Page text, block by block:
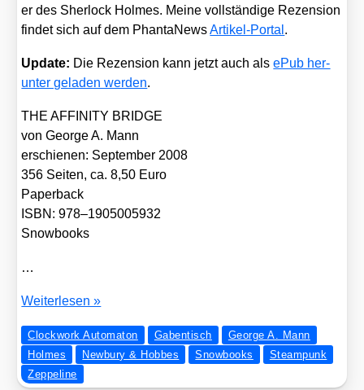
er des Sher­lock Hol­mes. Mei­ne voll­stän­di­ge Rezen­si­on
fin­det sich auf dem Phan­ta­NewsArti­kel-Por­tal .
Update: Die Rezen­si­on kann jetzt auch alsePub her­
un­ter gela­den wer­den.
THE AFFINITY BRIDGE
von Geor­ge A. Mann
erschie­nen: Sep­tem­ber 2008
356 Sei­ten, ca. 8,50 Euro
Paper­back
ISBN: 978–1905005932
Snow­books
…
Gaben­
THE
AFFINITY
BRIDGE
Wei­ter­le­sen »
Clockwork Automaton Gabentisch
George A. Mann
Holmes
Newbury & Hobbes Snowbooks
Steampunk
Zeppeline